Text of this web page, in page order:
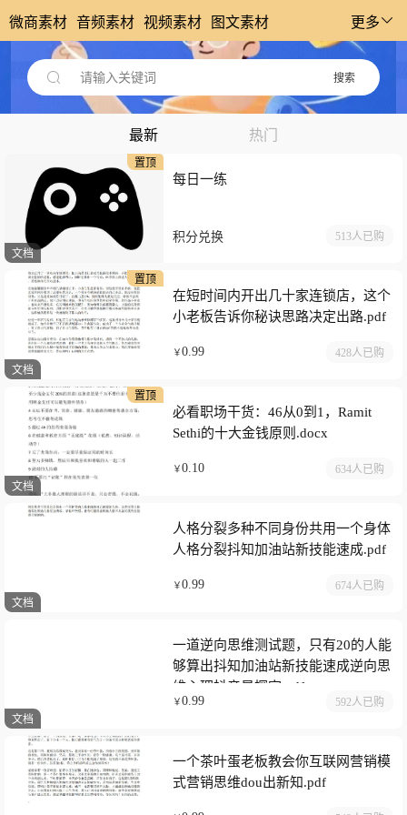
微商素材 音频素材 视频素材 图文素材 更多
请输入关键词 搜索
最新 热门
置顶
文档
每日一练
积分兑换 513人 已购
置顶
文档
在短时间内开出几十家连锁店，这个
小老板告诉你秘诀思路决定出路.pdf
￥0.99 428人 已购
置顶
文档
必看职场干货：46从0到1，Ramit
Sethi的十大金钱原则.docx
￥0.10 634人 已购
文档
人格分裂多种不同身份共用一个身体
人格分裂抖知加油站新技能速成.pdf
￥0.99 674人 已购
文档
一道逆向思维测试题，只有20的人能
够算出抖知加油站新技能速成逆向思
维心理抖音星探家.pdf
￥0.99 592人 已购
一个茶叶蛋老板教会你互联网营销模
式营销思维dou出新知.pdf